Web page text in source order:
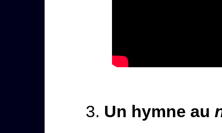
Un hymne au